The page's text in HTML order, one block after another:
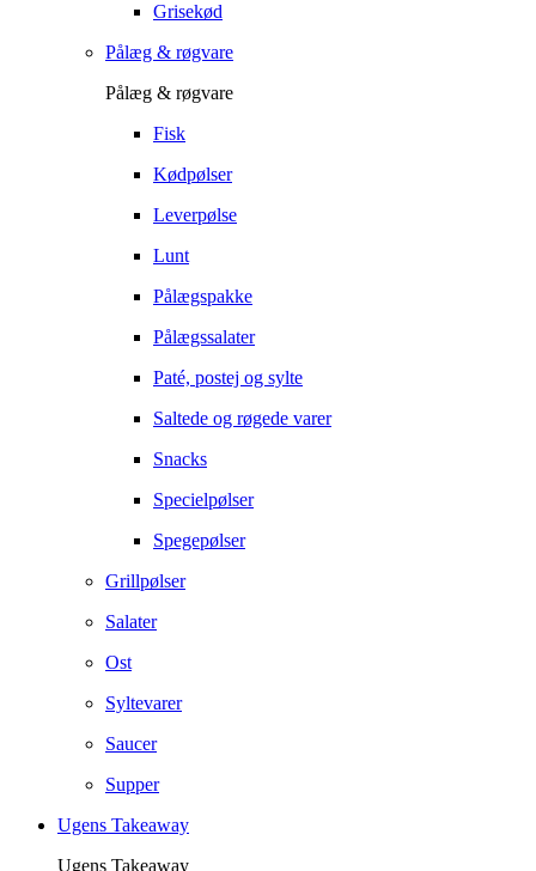
Grisekød
Pålæg & røgvare
Pålæg & røgvare
Fisk
Kødpølser
Leverpølse
Lunt
Pålægspakke
Pålægssalater
Paté, postej og sylte
Saltede og røgede varer
Snacks
Specielpølser
Spegepølser
Grillpølser
Salater
Ost
Syltevarer
Saucer
Supper
Ugens Takeaway
Ugens Takeaway